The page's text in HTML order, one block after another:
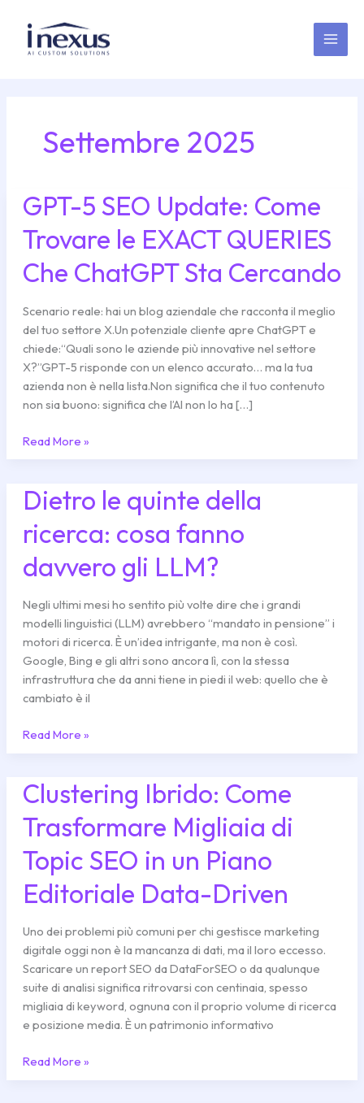
contenuto
Settembre 2025
GPT-5 SEO Update: Come
Trovare le EXACT QUERIES
Che ChatGPT Sta Cercando
Scenario reale: hai un blog aziendale che racconta il meglio
del tuo settore X.Un potenziale cliente apre ChatGPT e
chiede:“Quali sono le aziende più innovative nel settore
X?”GPT-5 risponde con un elenco accurato… ma la tua
azienda non è nella lista.Non significa che il tuo contenuto
non sia buono: significa che l’AI non lo ha […]
GPT-
5
SEO
Come
le
EXACT
QUERIES
Che
ChatGPT
Sta
Read More »
Dietro le quinte della
ricerca: cosa fanno
davvero gli LLM?
Negli ultimi mesi ho sentito più volte dire che i grandi
modelli linguistici (LLM) avrebbero “mandato in pensione” i
motori di ricerca. È un’idea intrigante, ma non è così.
Google, Bing e gli altri sono ancora lì, con la stessa
infrastruttura che da anni tiene in piedi il web: quello che è
cambiato è il
Dietro
le
quinte
della
ricerca:
fanno
davvero
gli
LLM?
Read More »
Clustering Ibrido: Come
Trasformare Migliaia di
Topic SEO in un Piano
Editoriale Data-Driven
Uno dei problemi più comuni per chi gestisce marketing
digitale oggi non è la mancanza di dati, ma il loro eccesso.
Scaricare un report SEO da DataForSEO o da qualunque
suite di analisi significa ritrovarsi con centinaia, spesso
migliaia di keyword, ognuna con il proprio volume di ricerca
e posizione media. È un patrimonio informativo
Clustering
Ibrido:
Come
Trasformare
Migliaia
Topic
in
un
Piano
Editoriale
Data-
Driven
Read More »